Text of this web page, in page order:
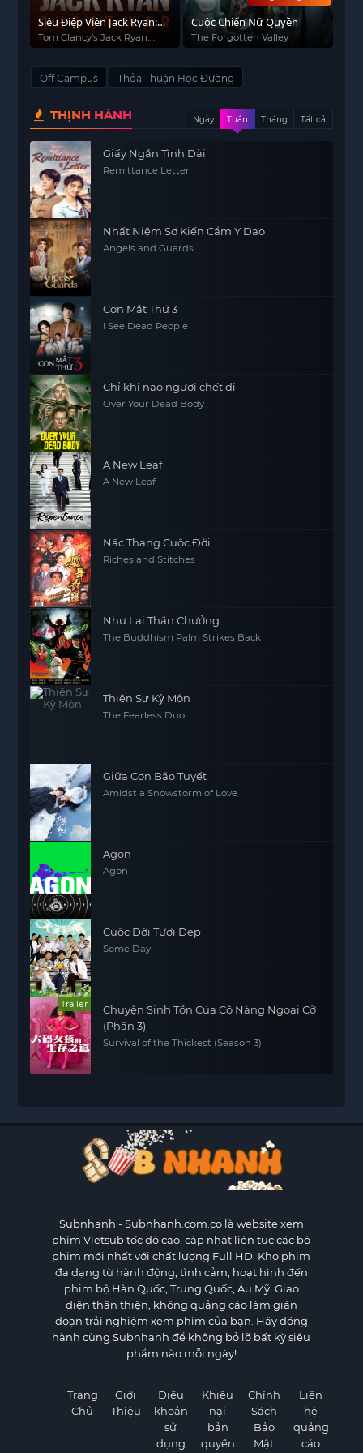
Siêu Điệp Viên Jack Ryan:
Bóng Ma Chiến Tranh
Tom Clancy's Jack Ryan:
Ghost War
Cuộc Chiến Nữ Quyền
The Forgotten Valley
Off Campus Thỏa Thuận Học Đường
THỊNH HÀNH Ngày Tuần Tháng Tất cả
Giấy Ngắn Tình Dài
Remittance Letter
Nhất Niệm Sơ Kiến Cẩm Y Dao
Angels and Guards
Con Mắt Thứ 3
I See Dead People
Chỉ khi nào ngươi chết đi
Over Your Dead Body
A New Leaf
A New Leaf
Nấc Thang Cuộc Đời
Riches and Stitches
Như Lai Thần Chưởng
The Buddhism Palm Strikes Back
Thiên Sư Kỳ Môn
The Fearless Duo
Giữa Cơn Bão Tuyết
Amidst a Snowstorm of Love
Agon
Agon
Cuộc Đời Tươi Đẹp
Some Day
Trailer
Chuyện Sinh Tồn Của Cô Nàng Ngoại Cỡ
(Phần 3)
Survival of the Thickest (Season 3)
Subnhanh - Subnhanh.com.co là website xem
phim Vietsub tốc độ cao, cập nhật liên tục các bộ
phim mới nhất với chất lượng Full HD. Kho phim
đa dạng từ hành động, tình cảm, hoạt hình đến
phim bộ Hàn Quốc, Trung Quốc, Âu Mỹ. Giao
diện thân thiện, không quảng cáo làm gián
đoạn trải nghiệm xem phim của bạn. Hãy đồng
hành cùng Subnhanh để không bỏ lỡ bất kỳ siêu
phẩm nào mỗi ngày!
Trang
Chủ
Giới
Thiệu
Điều
khoản
sử
dụng
Khiếu
nại
bản
quyền
Chính
Sách
Bảo
Mật
Liên
hệ
quảng
cáo